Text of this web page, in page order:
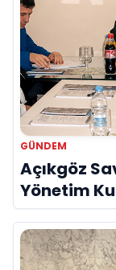
GÜNDEM
Açıkgöz
Yönetim
Savunma
Vurgusu